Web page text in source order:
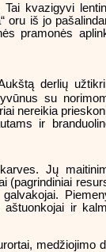
Tai kvazigyvi
oru iš jo
pramonės
derlių
su
nereikia
ir
Jų
(pagrindiniai
ir
medžiojimo